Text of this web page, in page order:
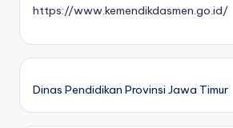
https://www.kemendikdasmen.go.id/
Dinas Pendidikan Provinsi Jawa Timur